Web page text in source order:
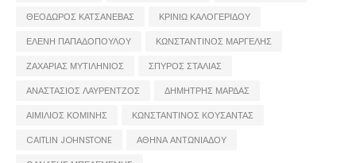
ΘΕΟΔΩΡΟΣ ΚΑΤΣΑΝΕΒΑΣ
ΚΡΙΝΙΩ ΚΑΛΟΓΕΡΙΔΟΥ
ΕΛΕΝΗ ΠΑΠΑΔΟΠΟΥΛΟΥ
ΚΩΝΣΤΑΝΤΙΝΟΣ ΜΑΡΓΕΛΗΣ
ΖΑΧΑΡΙΑΣ ΜΥΤΙΛΗΝΙΟΣ
ΣΠΥΡΟΣ ΣΤΑΛΙΑΣ
ΑΝΑΣΤΑΣΙΟΣ ΛΑΥΡΕΝΤΖΟΣ
ΔΗΜΗΤΡΗΣ ΜΑΡΔΑΣ
ΑΙΜΙΛΙΟΣ ΚΟΜΙΝΗΣ
ΚΩΝΣΤΑΝΤΙΝΟΣ ΚΟΥΣΑΝΤΑΣ
CAITLIN JOHNSTONE
ΑΘΗΝΑ ΑΝΤΩΝΙΑΔΟΥ